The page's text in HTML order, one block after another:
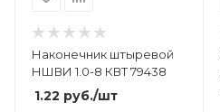
Наконечник штыревой
НШВИ 1.0-8 КВТ 79438
1.22 руб./шт